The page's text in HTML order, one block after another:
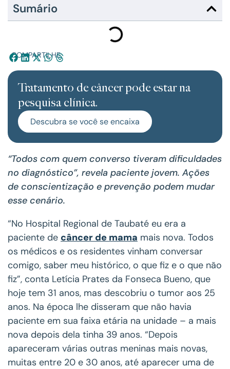
Sumário
COMPARTILHE:
Tratamento de câncer pode estar na
pesquisa clínica.
Descubra se você se encaixa
“Todos com quem converso tiveram dificuldades
no diagnóstico”, revela paciente jovem. Ações
de conscientização e prevenção podem mudar
esse cenário.
“No Hospital Regional de Taubaté eu era a
paciente de câncer de mama mais nova. Todos
os médicos e os residentes vinham conversar
comigo, saber meu histórico, o que fiz e o que não
fiz”, conta Letícia Prates da Fonseca Bueno, que
hoje tem 31 anos, mas descobriu o tumor aos 25
anos. Na época lhe disseram que não havia
paciente em sua faixa etária na unidade – a mais
nova depois dela tinha 39 anos. “Depois
apareceram várias outras meninas mais novas,
muitas entre 20 e 30 anos, até aparecer uma de